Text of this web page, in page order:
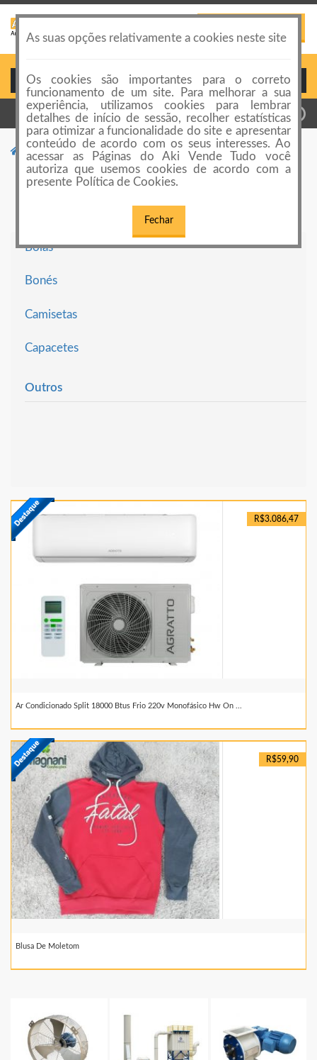
navigation
Login ou Cadastro
Categorias de anúncios Futebol Americano
Futebol Americano
Bolas
Bonés
Camisetas
Capacetes
Outros
R$3.086,47
Ar Condicionado Split 18000 Btus Frio 220v Monofásico Hw On ...
R$59,90
Blusa De Moletom
As suas opções relativamente a cookies neste site
Os cookies são importantes para o correto
funcionamento de um site. Para melhorar a sua
experiência, utilizamos cookies para lembrar
detalhes de início de sessão, recolher estatísticas
para otimizar a funcionalidade do site e apresentar
conteúdo de acordo com os seus interesses. Ao
acessar as Páginas do Aki Vende Tudo você
autoriza que usemos cookies de acordo com a
presente Política de Cookies.
Fechar